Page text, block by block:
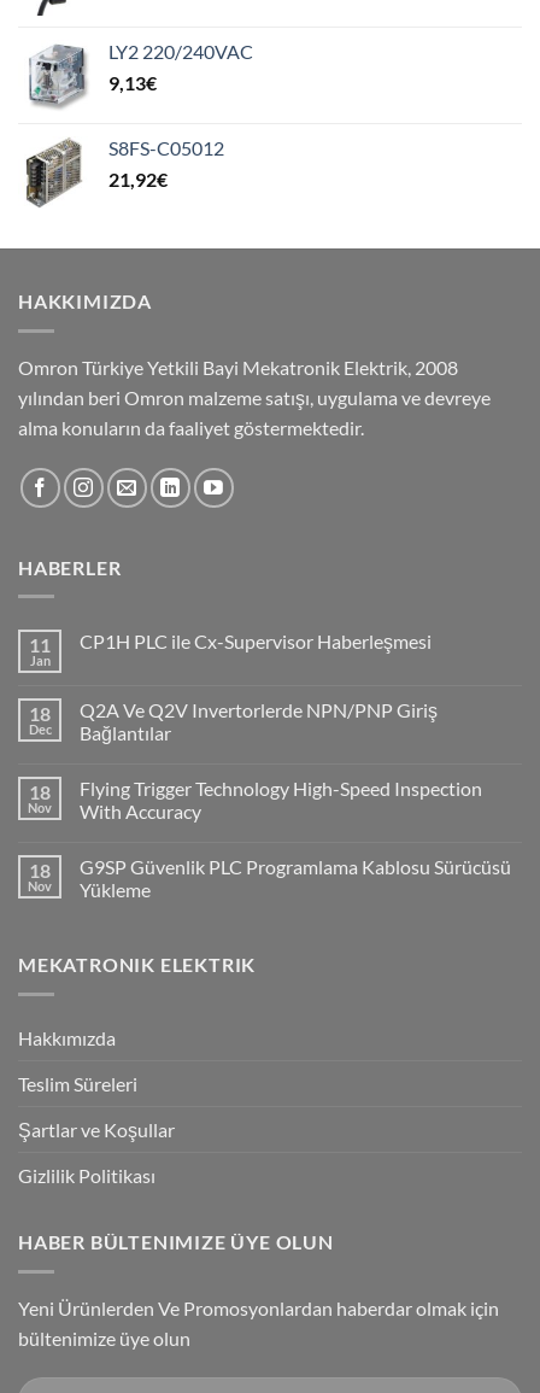
LY2 220/240VAC
9,13€
S8FS-C05012
21,92€
HAKKIMIZDA
Omron Türkiye Yetkili Bayi Mekatronik Elektrik, 2008
yılından beri Omron malzeme satışı, uygulama ve devreye
alma konuların da faaliyet göstermektedir.
HABERLER
11
Jan
CP1H PLC ile Cx-Supervisor Haberleşmesi
CP1H
PLC
ile
Haberleşmesi
18
Dec
Q2A Ve Q2V Invertorlerde NPN/PNP Giriş
Bağlantılar
on
Q2A
Ve
NPN/PNP
Giriş
Bağlantılar
18
Nov
Flying Trigger Technology High-Speed Inspection
With Accuracy
on
Flying
Trigger
Inspection
With
18
Nov
G9SP Güvenlik PLC Programlama Kablosu Sürücüsü
Yükleme
G9SP
Güvenlik
Sürücüsü
MEKATRONIK ELEKTRIK
Hakkımızda
Teslim Süreleri
Şartlar ve Koşullar
Gizlilik Politikası
HABER BÜLTENIMIZE ÜYE OLUN
Yeni Ürünlerden Ve Promosyonlardan haberdar olmak için
bültenimize üye olun